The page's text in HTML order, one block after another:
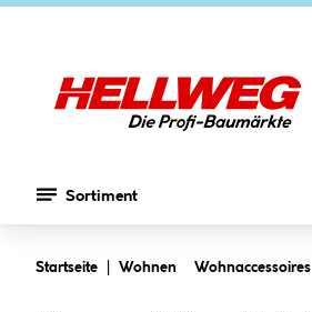
Sortiment
Startseite Wohnen Wohnaccessoires